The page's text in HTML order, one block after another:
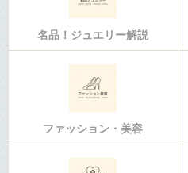
名品！ジュエリー解説
ファッション・美容